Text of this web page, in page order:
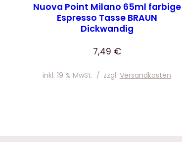
Nuova Point Milano 65ml farbige
Espresso Tasse BRAUN
Dickwandig
7,49 €
inkl. 19 % MwSt. / zzgl. Versandkosten